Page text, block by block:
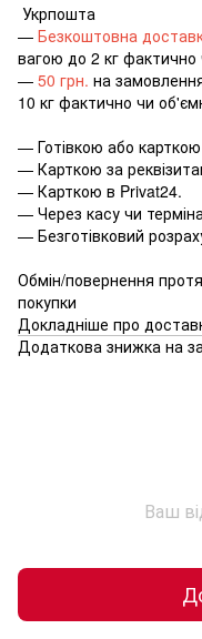
Укрпошта
— Безкоштовна
вагою до 2 кг фактично
— 50 грн. на
10 кг фактично чи
— Готівкою або
— Карткою за
— Карткою в Privat24.
— Через касу чи
— Безготівковий
Обмін/повернення
покупки
Докладніше про
Додаткова знижка на
Ваш